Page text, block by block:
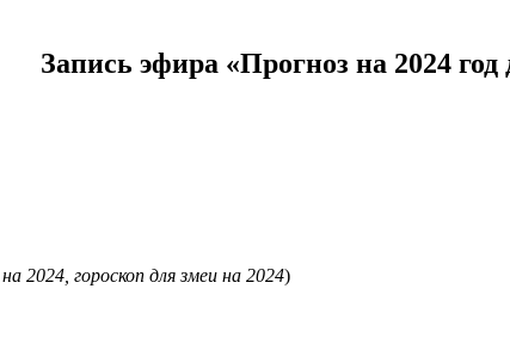
Запись эфира «Прогноз на 2024
2024, гороскоп для змеи на 2024)